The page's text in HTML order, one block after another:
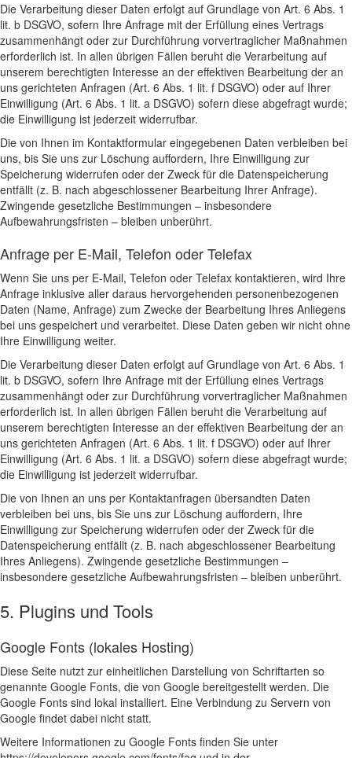
Die Verarbeitung dieser Daten erfolgt auf Grundlage von Art. 6 Abs. 1
lit. b DSGVO, sofern Ihre Anfrage mit der Erfüllung eines Vertrags
zusammenhängt oder zur Durchführung vorvertraglicher Maßnahmen
erforderlich ist. In allen übrigen Fällen beruht die Verarbeitung auf
unserem berechtigten Interesse an der effektiven Bearbeitung der an
uns gerichteten Anfragen (Art. 6 Abs. 1 lit. f DSGVO) oder auf Ihrer
Einwilligung (Art. 6 Abs. 1 lit. a DSGVO) sofern diese abgefragt wurde;
die Einwilligung ist jederzeit widerrufbar.
Die von Ihnen im Kontaktformular eingegebenen Daten verbleiben bei
uns, bis Sie uns zur Löschung auffordern, Ihre Einwilligung zur
Speicherung widerrufen oder der Zweck für die Datenspeicherung
entfällt (z. B. nach abgeschlossener Bearbeitung Ihrer Anfrage).
Zwingende gesetzliche Bestimmungen – insbesondere
Aufbewahrungsfristen – bleiben unberührt.
Anfrage per E-Mail, Telefon oder Telefax
Wenn Sie uns per E-Mail, Telefon oder Telefax kontaktieren, wird Ihre
Anfrage inklusive aller daraus hervorgehenden personenbezogenen
Daten (Name, Anfrage) zum Zwecke der Bearbeitung Ihres Anliegens
bei uns gespeichert und verarbeitet. Diese Daten geben wir nicht ohne
Ihre Einwilligung weiter.
Die Verarbeitung dieser Daten erfolgt auf Grundlage von Art. 6 Abs. 1
lit. b DSGVO, sofern Ihre Anfrage mit der Erfüllung eines Vertrags
zusammenhängt oder zur Durchführung vorvertraglicher Maßnahmen
erforderlich ist. In allen übrigen Fällen beruht die Verarbeitung auf
unserem berechtigten Interesse an der effektiven Bearbeitung der an
uns gerichteten Anfragen (Art. 6 Abs. 1 lit. f DSGVO) oder auf Ihrer
Einwilligung (Art. 6 Abs. 1 lit. a DSGVO) sofern diese abgefragt wurde;
die Einwilligung ist jederzeit widerrufbar.
Die von Ihnen an uns per Kontaktanfragen übersandten Daten
verbleiben bei uns, bis Sie uns zur Löschung auffordern, Ihre
Einwilligung zur Speicherung widerrufen oder der Zweck für die
Datenspeicherung entfällt (z. B. nach abgeschlossener Bearbeitung
Ihres Anliegens). Zwingende gesetzliche Bestimmungen –
insbesondere gesetzliche Aufbewahrungsfristen – bleiben unberührt.
5. Plugins und Tools
Google Fonts (lokales Hosting)
Diese Seite nutzt zur einheitlichen Darstellung von Schriftarten so
genannte Google Fonts, die von Google bereitgestellt werden. Die
Google Fonts sind lokal installiert. Eine Verbindung zu Servern von
Google findet dabei nicht statt.
Weitere Informationen zu Google Fonts finden Sie unter